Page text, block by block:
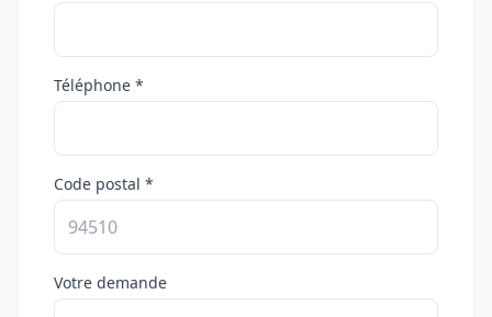
Téléphone *
Code postal *
Votre demande